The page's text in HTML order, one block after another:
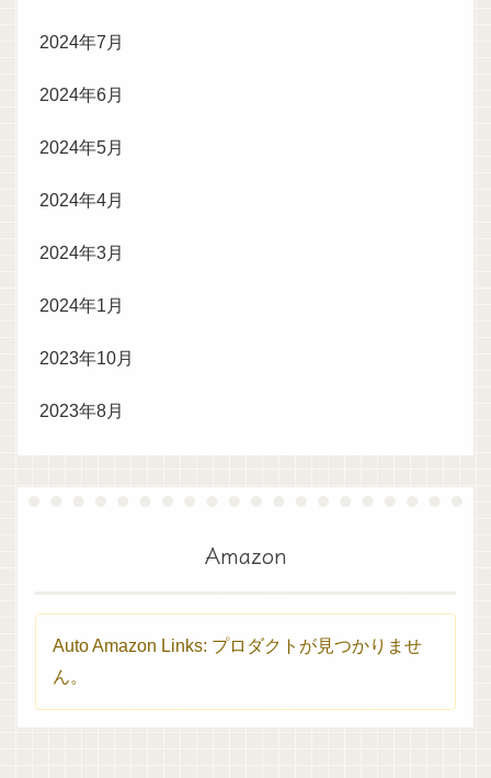
2024年7月
2024年6月
2024年5月
2024年4月
2024年3月
2024年1月
2023年10月
2023年8月
Amazon
Auto Amazon Links: プロダクトが見つかりませ
ん。